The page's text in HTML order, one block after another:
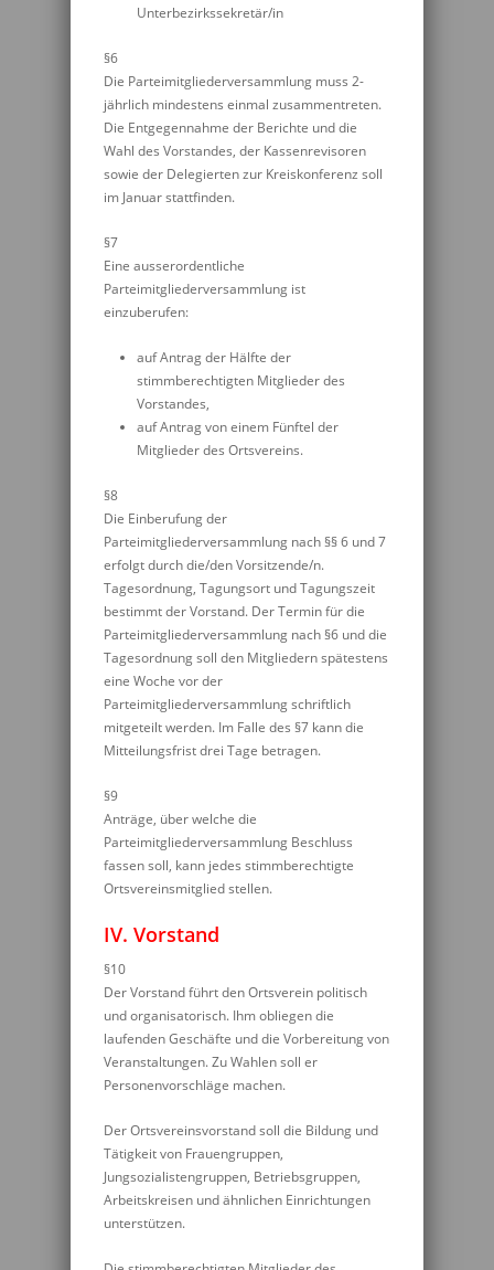
Unterbezirkssekretär/in
§6
Die Parteimitgliederversammlung muss 2-
jährlich mindestens einmal zusammentreten.
Die Entgegennahme der Berichte und die
Wahl des Vorstandes, der Kassenrevisoren
sowie der Delegierten zur Kreiskonferenz soll
im Januar stattfinden.
§7
Eine ausserordentliche
Parteimitgliederversammlung ist
einzuberufen:
auf Antrag der Hälfte der
stimmberechtigten Mitglieder des
Vorstandes,
auf Antrag von einem Fünftel der
Mitglieder des Ortsvereins.
§8
Die Einberufung der
Parteimitgliederversammlung nach §§ 6 und 7
erfolgt durch die/den Vorsitzende/n.
Tagesordnung, Tagungsort und Tagungszeit
bestimmt der Vorstand. Der Termin für die
Parteimitgliederversammlung nach §6 und die
Tagesordnung soll den Mitgliedern spätestens
eine Woche vor der
Parteimitgliederversammlung schriftlich
mitgeteilt werden. Im Falle des §7 kann die
Mitteilungsfrist drei Tage betragen.
§9
Anträge, über welche die
Parteimitgliederversammlung Beschluss
fassen soll, kann jedes stimmberechtigte
Ortsvereinsmitglied stellen.
IV. Vorstand
§10
Der Vorstand führt den Ortsverein politisch
und organisatorisch. Ihm obliegen die
laufenden Geschäfte und die Vorbereitung von
Veranstaltungen. Zu Wahlen soll er
Personenvorschläge machen.
Der Ortsvereinsvorstand soll die Bildung und
Tätigkeit von Frauengruppen,
Jungsozialistengruppen, Betriebsgruppen,
Arbeitskreisen und ähnlichen Einrichtungen
unterstützen.